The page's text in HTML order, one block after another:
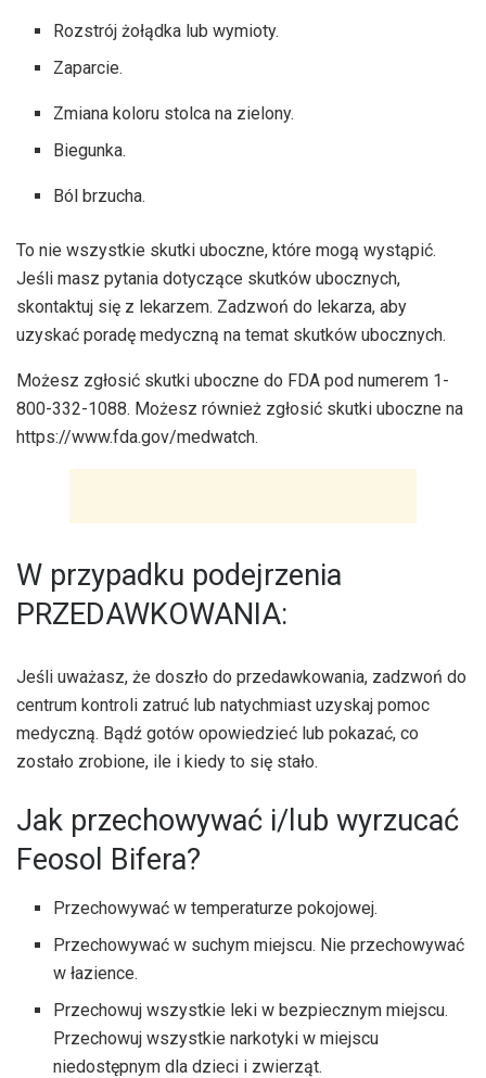
Rozstrój żołądka lub wymioty.
Zaparcie.
Zmiana koloru stolca na zielony.
Biegunka.
Ból brzucha.
To nie wszystkie skutki uboczne, które mogą wystąpić.
Jeśli masz pytania dotyczące skutków ubocznych,
skontaktuj się z lekarzem. Zadzwoń do lekarza, aby
uzyskać poradę medyczną na temat skutków ubocznych.
Możesz zgłosić skutki uboczne do FDA pod numerem 1-
800-332-1088. Możesz również zgłosić skutki uboczne na
https://www.fda.gov/medwatch.
W przypadku podejrzenia
PRZEDAWKOWANIA:
Jeśli uważasz, że doszło do przedawkowania, zadzwoń do
centrum kontroli zatruć lub natychmiast uzyskaj pomoc
medyczną. Bądź gotów opowiedzieć lub pokazać, co
zostało zrobione, ile i kiedy to się stało.
Jak przechowywać i/lub wyrzucać
Feosol Bifera?
Przechowywać w temperaturze pokojowej.
Przechowywać w suchym miejscu. Nie przechowywać
w łazience.
Przechowuj wszystkie leki w bezpiecznym miejscu.
Przechowuj wszystkie narkotyki w miejscu
niedostępnym dla dzieci i zwierząt.